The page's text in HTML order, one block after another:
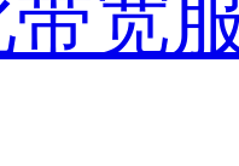
带宽